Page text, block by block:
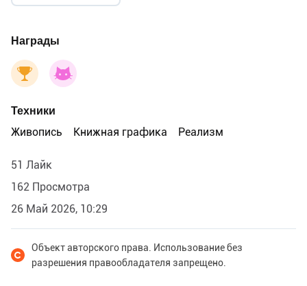
Награды
Техники
Живопись
Книжная графика Реализм
51 Лайк
162 Просмотра
26 Май 2026, 10:29
Объект авторского права. Использование без
разрешения правообладателя запрещено.